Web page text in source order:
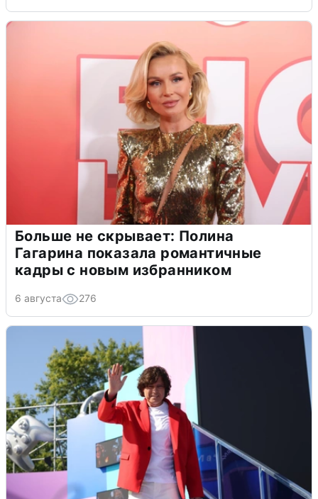
Больше не скрывает: Полина
Гагарина показала романтичные
кадры с новым избранником
6 августа 276